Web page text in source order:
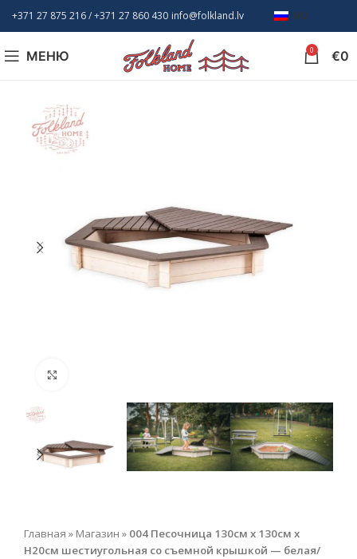
+371 27 875 216/ +371 27 860 430 info@folkland.lv RU
МЕНЮ 0 €0
Главная » Магазин » 004 Песочница 130см x 130см x
H20см шестиугольная со съемной крышкой — белая/